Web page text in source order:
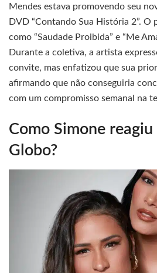
Mendes estava promovendo seu
DVD “Contando Sua História 2”. O
como “Saudade Proibida” e “Me
Durante a coletiva, a artista
convite, mas enfatizou que sua
afirmando que não conseguiria
com um compromisso semanal na
Como Simone
Globo?